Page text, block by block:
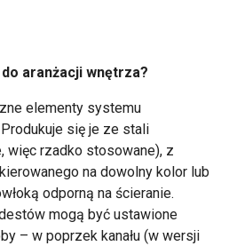
aranżacji wnętrza?
elementy systemu
się je ze stali
więc rzadko stosowane), z
na dowolny kolor lub
odporną na ścieranie.
mogą być ustawione
– w poprzek kanału (w wersji